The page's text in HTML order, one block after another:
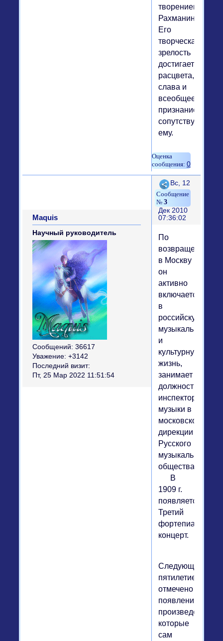
творением
Рахманинова.
Его
творческая
зрелость
достигает
расцвета,
слава и
всеобщее
признание
сопутствуют
ему.
0
Поделиться
3
Вс, 12
Дек 2010
07:36:02
Maquis
Научный руководитель
Сообщений: 36617
Уважение: +3142
Последний визит:
Пт, 25 Мар 2022 11:51:54
По
возвращении
в Москву
он
активно
включается
в
российскую
музыкальную
и
культурную
жизнь,
занимает
должность
инспектора
музыки в
московской
дирекции
Русского
музыкального
общества.
В
1909 г.
появляется
Третий
фортепианный
концерт.
Следующее
пятилетие
отмечено
появлением
произведений,
которые
сам